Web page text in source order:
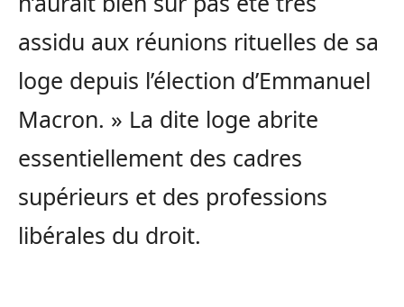
assidu aux réunions rituelles de sa
loge depuis l’élection d’Emmanuel
Macron. » La dite loge abrite
essentiellement des cadres
supérieurs et des professions
libérales du droit.